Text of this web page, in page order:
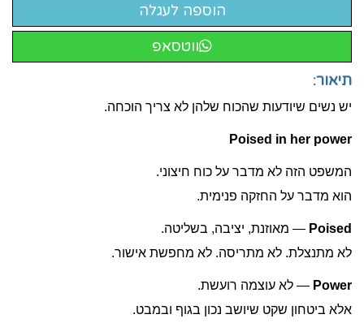
ווטסאפ
תיאור:
יש נשים שיודעות שהכוח שלהן לא צריך הוכחה.
Poised in her power
המשפט הזה לא מדבר על כוח חיצוני.
הוא מדבר על החזקה פנימית.
Poised — מאוזנת, יציבה, בשליטה.
לא מתנצלת. לא מתריסה. לא מחפשת אישור.
Power — לא עוצמה רועשת.
אלא ביטחון שקט שיושב נכון בגוף ובמבט.